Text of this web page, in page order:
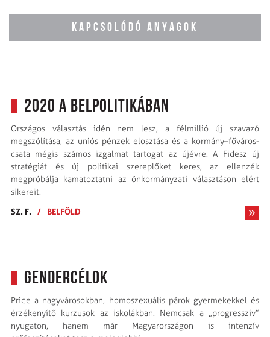
KAPCSOLÓDÓ ANYAGOK
2020 a belpolitikában
Országos választás idén nem lesz, a félmillió új szavazó
megszólítása, az uniós pénzek elosztása és a kormány–főváros-
csata mégis számos izgalmat tartogat az újévre. A Fidesz új
stratégiát és új politikai szereplőket keres, az ellenzék
megpróbálja kamatoztatni az önkormányzati választáson elért
sikereit.
SZ. F.
/ BELFÖLD
Gendercélok
Pride a nagy­városokban, homoszexuális párok gyermekekkel és
érzékenyítő kurzusok az iskolákban. Nem­csak a „progresszív”
nyugaton, hanem már Magyarországon is intenzív